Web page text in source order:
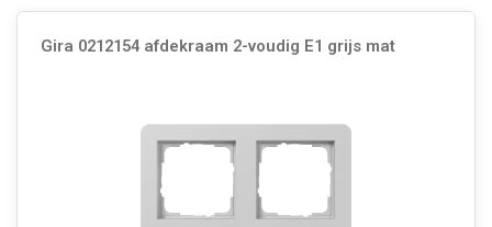
Gira 0212154 afdekraam 2-voudig E1 grijs mat